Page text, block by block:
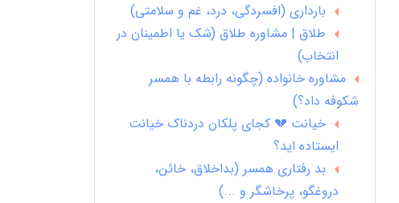
بارداری (افسردگی، درد، غم و سلامتی)
طلاق | مشاوره طلاق (شک یا اطمینان در
انتخاب)
مشاوره خانواده (چگونه رابطه با همسر
شکوفه داد؟)
خیانت 💔 کجای پلکان دردناک خیانت
ایستاده اید؟
بد رفتاری همسر (بداخلاق، خائن،
دروغگو، پرخاشگر و ...)